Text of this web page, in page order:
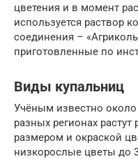
цветения и в момент
используется раствор
соединения –
приготовленные по
Виды купальниц
Учёным известно около
разных регионах
размером и окраской
низкорослые цветы до